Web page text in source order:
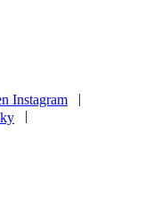
|
|